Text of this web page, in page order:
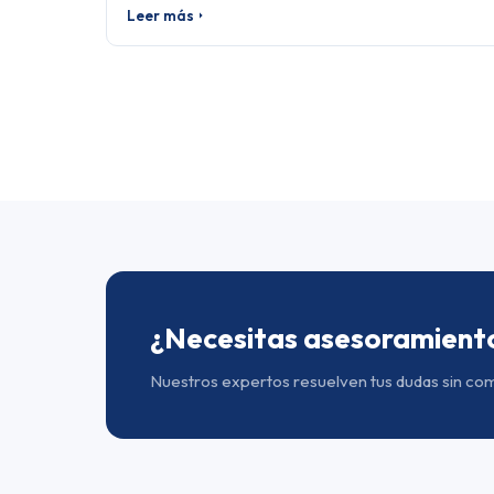
Leer más
¿Necesitas
Nuestros expertos resuelven tus dudas sin